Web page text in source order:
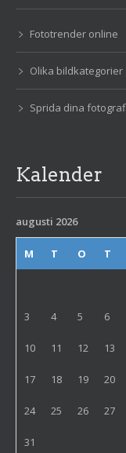
Fototrender online
Olika bildkategorier
Sprida dina
Kalender
augusti 2026
M T O T
3 4 5 6
10 11 12 13
17 18 19 20
24 25 26 27
31